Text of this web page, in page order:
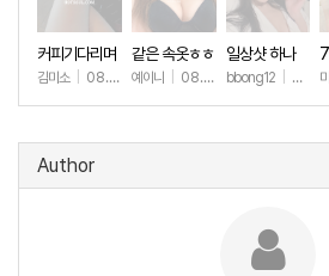
커피기다리며
(안야함)
김미소 08.08 +67
같은 속옷ㅎㅎ
예이니 08.04 +78
일상샷 하나
bbong12
Author